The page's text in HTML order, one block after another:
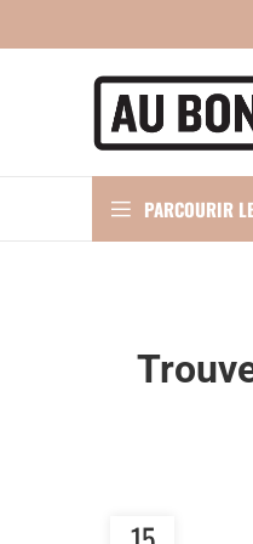
PARCOURIR